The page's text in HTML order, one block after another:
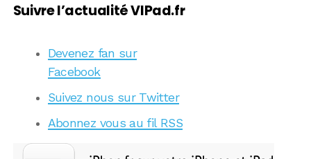
Suivre l’actualité VIPad.fr
Devenez fan sur
Facebook
Suivez nous sur Twitter
Abonnez vous au fil RSS